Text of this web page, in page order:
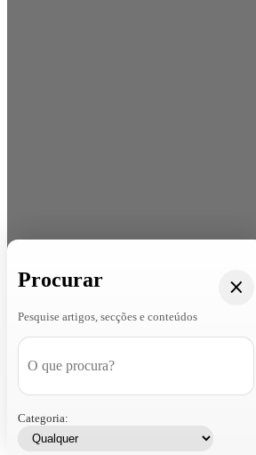
Procurar
Pesquise artigos, secções e conteúdos
Categoria: